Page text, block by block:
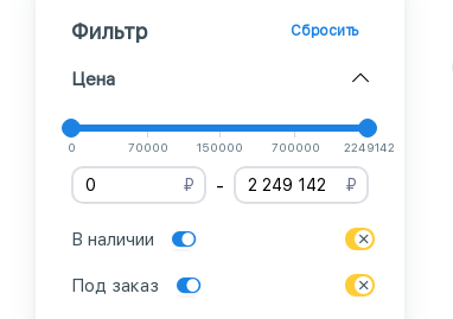
Фильтр Сбросить
Цена
0 70000 150000 700000 2249142
₽ - ₽
В наличии
Под заказ